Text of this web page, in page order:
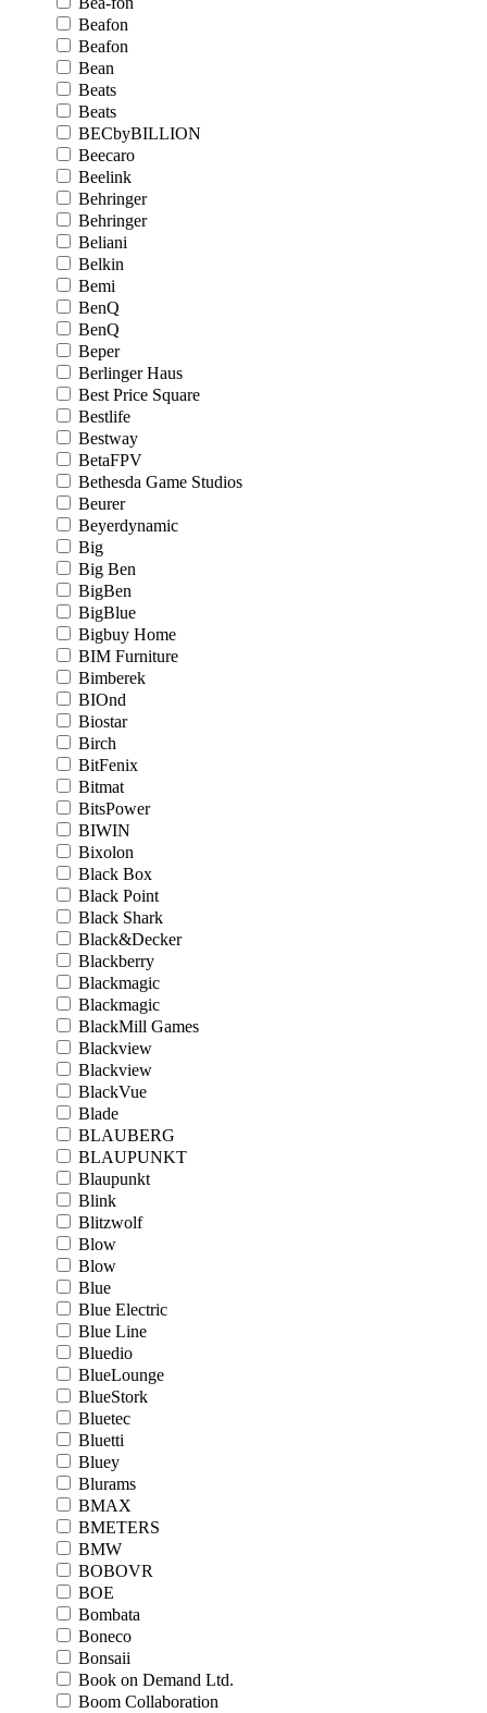
Beafon
Beafon
Bean
Beats
Beats
BECbyBILLION
Beecaro
Beelink
Behringer
Behringer
Beliani
Belkin
Bemi
BenQ
BenQ
Beper
Berlinger Haus
Best Price Square
Bestlife
Bestway
BetaFPV
Bethesda Game Studios
Beurer
Beyerdynamic
Big
Big Ben
BigBen
BigBlue
Bigbuy Home
BIM Furniture
Bimberek
BIOnd
Biostar
Birch
BitFenix
Bitmat
BitsPower
BIWIN
Bixolon
Black Box
Black Point
Black Shark
Black&Decker
Blackberry
Blackmagic
Blackmagic
BlackMill Games
Blackview
Blackview
BlackVue
Blade
BLAUBERG
BLAUPUNKT
Blaupunkt
Blink
Blitzwolf
Blow
Blow
Blue
Blue Electric
Blue Line
Bluedio
BlueLounge
BlueStork
Bluetec
Bluetti
Bluey
Blurams
BMAX
BMETERS
BMW
BOBOVR
BOE
Bombata
Boneco
Bonsaii
Book on Demand Ltd.
Boom Collaboration